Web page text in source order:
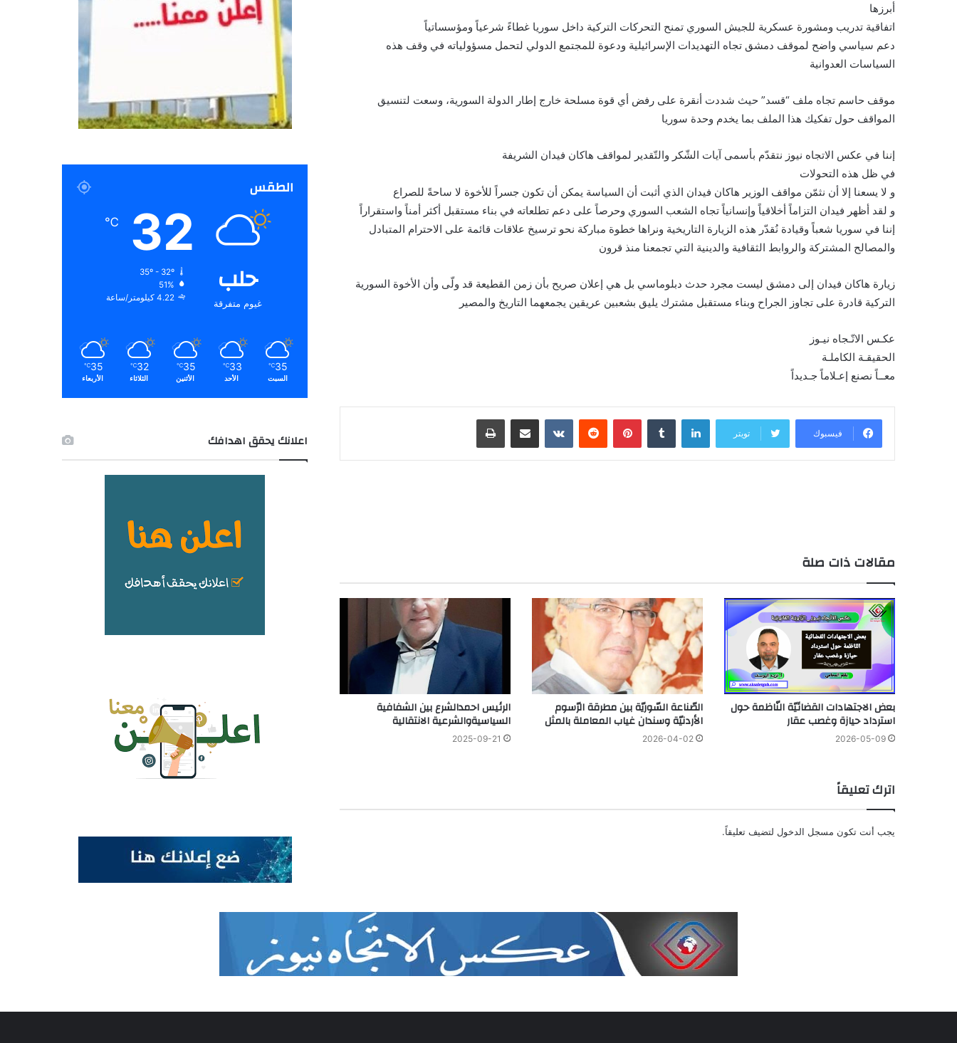
أبرزها
اتفاقية تدريب ومشورة عسكرية للجيش السوري تمنح التحركات التركية داخل سوريا غطاءً شرعياً ومؤسساتياً
دعم سياسي واضح لموقف دمشق تجاه التهديدات الإسرائيلية ودعوة للمجتمع الدولي لتحمل مسؤولياته في وقف هذه
السياسات العدوانية
موقف حاسم تجاه ملف “قسد” حيث شددت أنقرة على رفض أي قوة مسلحة خارج إطار الدولة السورية، وسعت لتنسيق
المواقف حول تفكيك هذا الملف بما يخدم وحدة سوريا
إننا في عكس الاتجاه نيوز نتقدّم بأسمى آيات الشّكر والتّقدير لمواقف هاكان فيدان الشريفة
في ظل هذه التحولات
و لا يسعنا إلا أن نثمّن مواقف الوزير هاكان فيدان الذي أثبت أن السياسة يمكن أن تكون جسراً للأخوة لا ساحةً للصراع
و لقد أظهر فيدان التزاماً أخلاقياً وإنسانياً تجاه الشعب السوري وحرصاً على دعم تطلعاته في بناء مستقبل أكثر أمناً واستقراراً
إننا في سوريا شعباً وقيادة نُقدّر هذه الزيارة التاريخية ونراها خطوة مباركة نحو ترسيخ علاقات قائمة على الاحترام المتبادل
والمصالح المشتركة والروابط الثقافية والدينية التي تجمعنا منذ قرون
زيارة هاكان فيدان إلى دمشق ليست مجرد حدث دبلوماسي بل هي إعلان صريح بأن زمن القطيعة قد ولّى وأن الأخوة السورية
التركية قادرة على تجاوز الجراح وبناء مستقبل مشترك يليق بشعبين عريقين يجمعهما التاريخ والمصير
عكـس الاتّـجاه نيـوز
الحقيقـة الكاملـة
معــاً نصنع إعـلاماً جـديداً
فيسبوك تويتر
لينكدإن بينتيريست مشاركة عبر البريد طباعة
مقالات ذات صلة
بعض الاجتهادات القضائيّة النّاظمة حول
استرداد حيازة وغصب عقار
2026-05-09
الصّناعة السّوريّة بين مطرقة الرّسوم
الأردنيّة وسندان غياب المعاملة بالمثل
2026-04-02
الرئيس احمدالشرع بين الشفافية
السياسيةوالشرعية الانتقالية
2025-09-21
اترك تعليقاً
يجب أنت تكون مسجل الدخول لتضيف تعليقاً.
الطقس
حلب
غيوم متفرقة
32
℃
35º - 32º
51%
4.22 كيلومتر/ساعة
35
℃
السبت
33
℃
الأحد
35
℃
الأثنين
32
℃
الثلاثاء
35
℃
الأربعاء
اعلانك يحقق اهدافك